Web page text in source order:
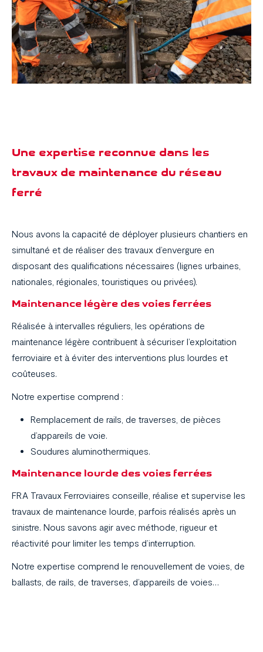
Une expertise reconnue dans les
travaux de maintenance du réseau
ferré
Nous avons la capacité de déployer plusieurs chantiers en
simultané et de réaliser des travaux d’envergure en
disposant des qualifications nécessaires (lignes urbaines,
nationales, régionales, touristiques ou privées).
Maintenance légère des voies ferrées
Réalisée à intervalles réguliers, les opérations de
maintenance légère contribuent à sécuriser l’exploitation
ferroviaire et à éviter des interventions plus lourdes et
coûteuses.
Notre expertise comprend :
Remplacement de rails, de traverses, de pièces
d’appareils de voie.
Soudures aluminothermiques.
Maintenance lourde des voies ferrées
FRA Travaux Ferroviaires conseille, réalise et supervise les
travaux de maintenance lourde, parfois réalisés après un
sinistre. Nous savons agir avec méthode, rigueur et
réactivité pour limiter les temps d’interruption.
Notre expertise comprend le renouvellement de voies, de
ballasts, de rails, de traverses, d’appareils de voies…